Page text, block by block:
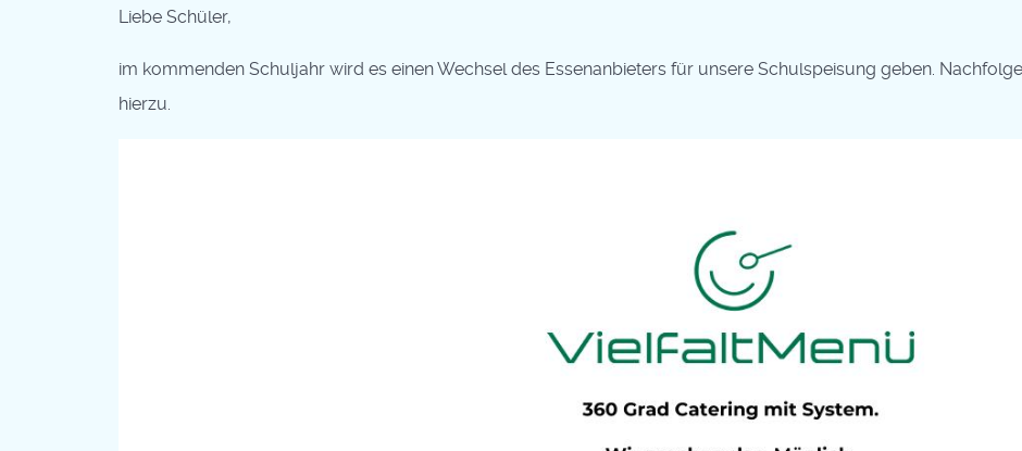
Liebe Schüler,
im kommenden Schuljahr wird es einen Wechsel des Essenanbieters für unsere Schulspeisung geben.
hierzu.